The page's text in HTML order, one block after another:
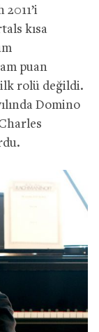
2011’i
kısa
puan
rolü değildi.
Domino